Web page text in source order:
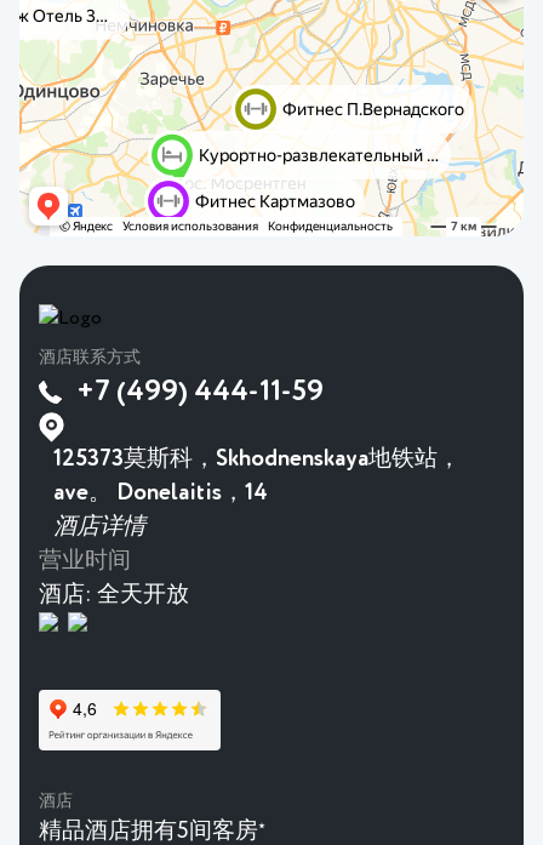
酒店联系方式
+7 (499) 444-11-59
125373莫斯科，Skhodnenskaya地铁站，
ave。 Donelaitis，14
酒店详情
营业时间
酒店: 全天开放
酒店
精品酒店拥有5间客房★